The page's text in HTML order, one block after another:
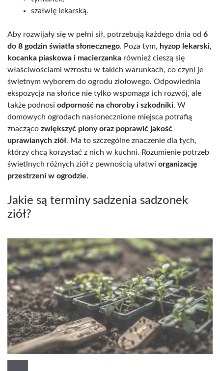
szałwię lekarską.
Aby rozwijały się w pełni sił, potrzebują każdego dnia od 6
do 8 godzin światła słonecznego. Poza tym, hyzop lekarski,
kocanka piaskowa i macierzanka również cieszą się
właściwościami wzrostu w takich warunkach, co czyni je
świetnym wyborem do ogrodu ziołowego. Odpowiednia
ekspozycja na słońce nie tylko wspomaga ich rozwój, ale
także podnosi odporność na choroby i szkodniki. W
domowych ogrodach nasłonecznione miejsca potrafią
znacząco zwiększyć plony oraz poprawić jakość
uprawianych ziół. Ma to szczególne znaczenie dla tych,
którzy chcą korzystać z nich w kuchni. Rozumienie potrzeb
świetlnych różnych ziół z pewnością ułatwi organizację
przestrzeni w ogrodzie.
Jakie są terminy sadzenia sadzonek
ziół?